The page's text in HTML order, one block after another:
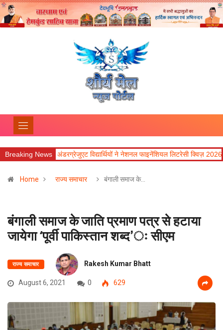
Breaking News
अंडरग्रेजुएट विद्यार्थियों ने नेशनल फाइनेंशियल लिटरेसी क्विज़ 2026 में उत्कृष्ट प्रदर्शन
Home राज्य समाचार बंगाली समाज के…
बंगाली समाज के जाति प्रमाण पत्र से हटाया
जायेगा ‘पूर्वी पाकिस्तान शब्द’ः सीएम
राज्य समाचार Rakesh Kumar Bhatt
August 6, 2021 0 629